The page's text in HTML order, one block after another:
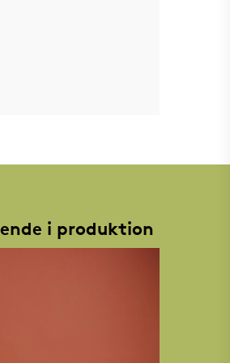
i produktion